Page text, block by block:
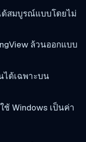
ด้สมบูรณ์แบบโดยไม่
ล้วนออกแบบ
ได้เฉพาะบน
Windows เป็นค่า